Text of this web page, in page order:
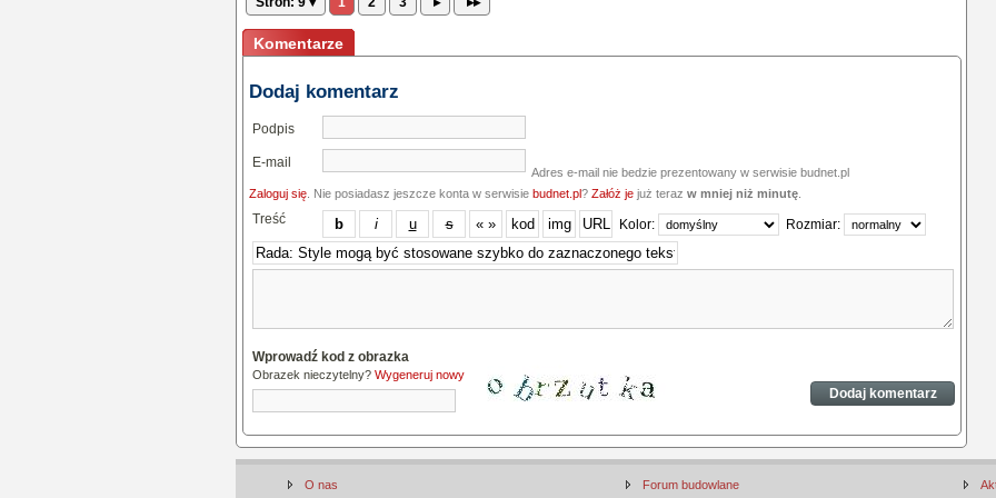
Komentarze
Dodaj komentarz
Podpis
E-mail
Adres e-mail nie bedzie prezentowany w serwisie budnet.pl
Zaloguj się . Nie posiadasz jeszcze konta w serwisie budnet.pl? Załóż je już teraz w mniej niż minutę
Treść Kolor: Rozmiar:
Wprowadź kod z obrazka
Obrazek nieczytelny? Wygeneruj nowy
O nas Forum budowlane